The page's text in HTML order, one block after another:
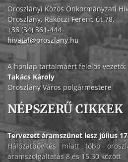
Oroszlányi Közös Önkormányzati
Oroszlány, Rákóczi Ferenc út 78.
+36 (34) 361-444
hivatal@oroszlany.hu
A honlap tartalmáért felelős vezető:
Takács Károly
Oroszlány Város polgármestere
NÉPSZERŰ CIKKEK
Tervezett áramszünet lesz július
Hálózatbővítés miatt több
áramszolgáltatás 8 és 15.30 között